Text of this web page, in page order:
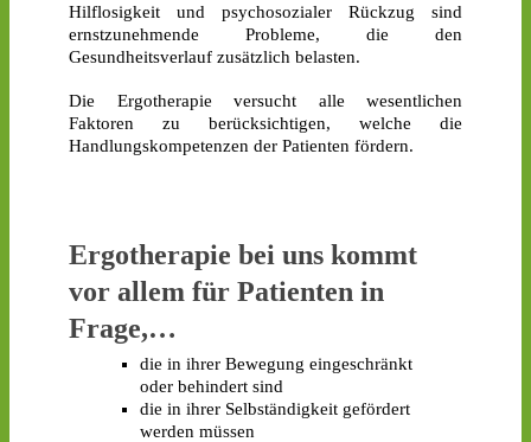
Hilflosigkeit und psychosozialer Rückzug sind
ernstzunehmende Probleme, die den
Gesundheitsverlauf zusätzlich belasten.
Die Ergotherapie versucht alle wesentlichen
Faktoren zu berücksichtigen, welche die
Handlungskompetenzen der Patienten fördern.
Ergotherapie bei uns kommt
vor allem für Patienten in
Frage,…
die in ihrer Bewegung eingeschränkt
oder behindert sind
die in ihrer Selbständigkeit gefördert
werden müssen